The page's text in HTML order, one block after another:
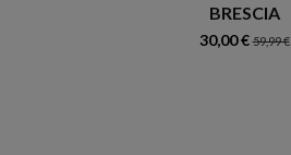
BRESCIA
30,00 €59,99 €